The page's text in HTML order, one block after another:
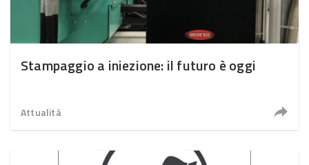
Stampaggio a iniezione: il futuro è oggi
Attualità